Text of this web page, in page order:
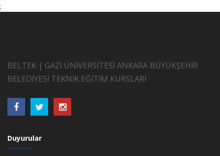
;
BELTEK | GAZİ ÜNİVERSİTESİ ANKARA BÜYÜKŞEHİR
BELEDİYESİ TEKNİK EĞİTİM KURSLARI
Duyurular